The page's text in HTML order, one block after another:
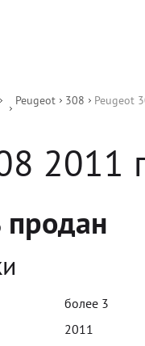
Peugeot 308 Peugeot
2011
более 3
2011